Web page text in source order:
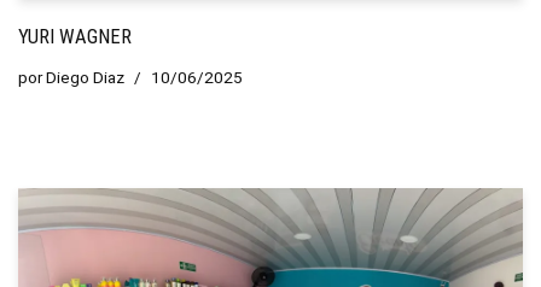
YURI WAGNER
porDiego Diaz 10/06/2025